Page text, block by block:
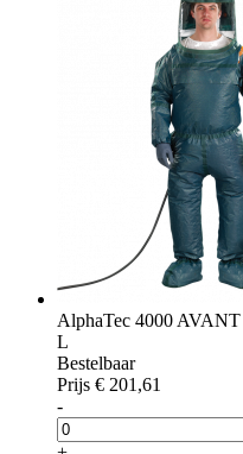
AlphaTec 4000
L
Bestelbaar
Prijs € 201,61
-